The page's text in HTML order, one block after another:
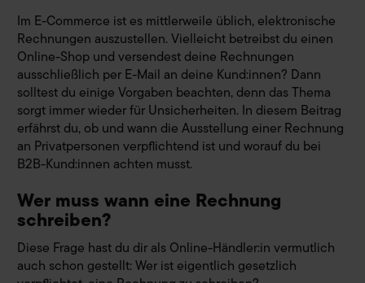
Im E-Commerce ist es mittlerweile üblich, elektronische
Rechnungen auszustellen. Vielleicht betreibst du einen
Online-Shop und versendest deine Rechnungen
ausschließlich per E-Mail an deine Kund:innen? Dann
solltest du einige Vorgaben beachten, denn das Thema
sorgt immer wieder für Unsicherheiten. In diesem Beitrag
erfährst du, ob und wann die Ausstellung einer Rechnung
an Privatpersonen verpflichtend ist und worauf du bei
B2B-Kund:innen achten musst.
Wer muss wann eine Rechnung
schreiben?
Diese Frage hast du dir als Online-Händler:in vermutlich
auch schon gestellt: Wer ist eigentlich gesetzlich